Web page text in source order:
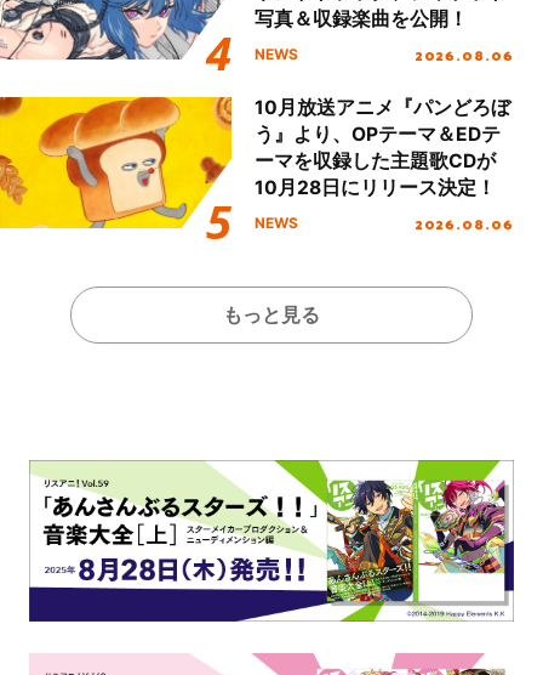
写真＆収録楽曲を公開！
NEWS 2026.08.06
10月放送アニメ『パンどろぼ
う』より、OPテーマ＆EDテ
ーマを収録した主題歌CDが
10月28日にリリース決定！
NEWS 2026.08.06
もっと見る